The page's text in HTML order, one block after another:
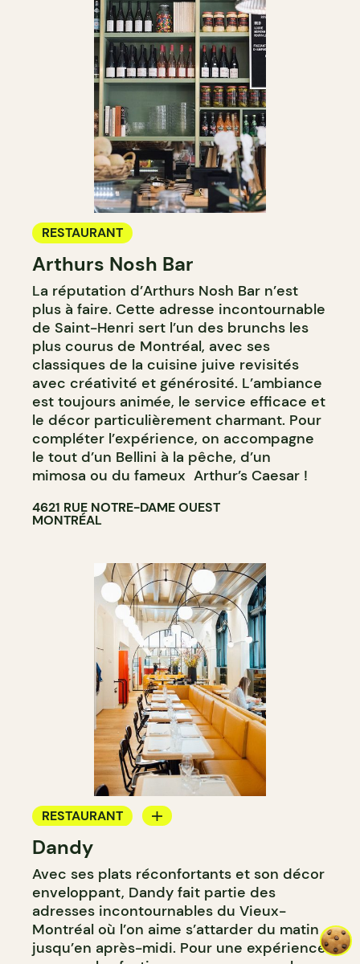
RESTAURANT
Arthurs Nosh Bar
La réputation d’Arthurs Nosh Bar n’est
plus à faire. Cette adresse incontournable
de Saint-Henri sert l’un des brunchs les
plus courus de Montréal, avec ses
classiques de la cuisine juive revisités
avec créativité et générosité. L’ambiance
est toujours animée, le service efficace et
le décor particulièrement charmant. Pour
compléter l’expérience, on accompagne
le tout d’un Bellini à la pêche, d’un
mimosa ou du fameux Arthur’s Caesar !
4621 RUE NOTRE-DAME OUEST
MONTRÉAL
RESTAURANT
CAFÉ
Dandy
Avec ses plats réconfortants et son décor
enveloppant, Dandy fait partie des
adresses incontournables du Vieux-
Montréal où l’on aime s’attarder du matin
jusqu’en après-midi. Pour une expérience